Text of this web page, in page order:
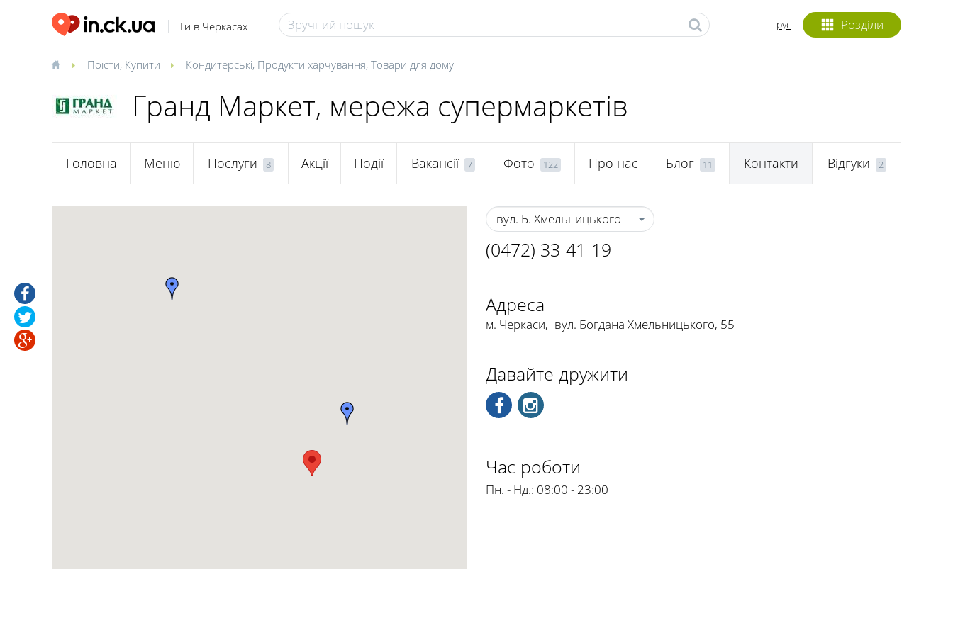
Ти в Черкасах Розділи
рус
Поїсти, Купити Кондитерські, Продукти харчування, Товари для дому
Гранд Маркет, мережа супермаркетів
Головна Меню Послуги 8 Акції Події Вакансії 7 Фото 122 Про нас Блог 11 Контакти Відгуки 2
вул. Б. Хмельницького
(0472) 33-41-19
Адреса
м. Черкаси, вул. Богдана Хмельницького, 55
Давайте дружити
Час роботи
Пн. - Нд.: 08:00 - 23:00